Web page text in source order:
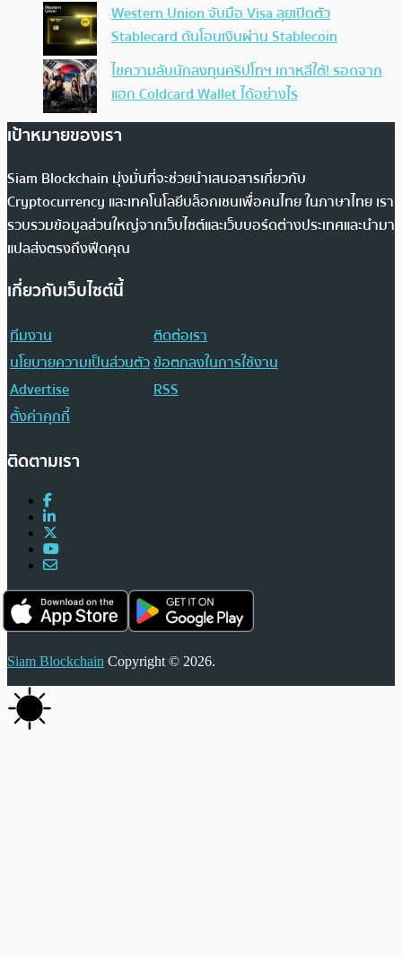
Western Union จับมือ Visa ลุยเปิดตัว
Stablecard ดันโอนเงินผ่าน Stablecoin
ไขความลับนักลงทุนคริปโทฯ เกาหลีใต้! รอดจาก
แฮก Coldcard Wallet ได้อย่างไร
เป้าหมายของเรา
Siam Blockchain มุ่งมั่นที่จะช่วยนำเสนอสารเกี่ยวกับ
Cryptocurrency และเทคโนโลยีบล็อกเชนเพื่อคนไทย ในภาษาไทย เรา
รวบรวมข้อมูลส่วนใหญ่จากเว็บไซต์และเว็บบอร์ดต่างประเทศและนำมา
แปลส่งตรงถึงฟีดคุณ
เกี่ยวกับเว็บไซต์นี้
ทีมงาน
ติดต่อเรา
นโยบายความเป็นส่วนตัวข้อตกลงในการใช้งาน
Advertise
RSS
ตั้งค่าคุกกี้
ติดตามเรา
Siam Blockchain Copyright © 2026.